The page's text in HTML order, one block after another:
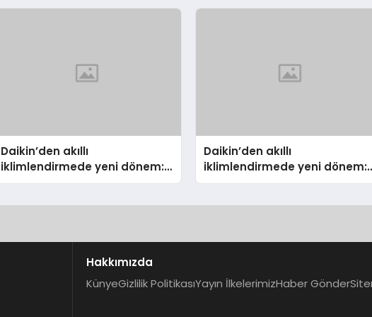
TSSA Düzenleyici Onaylarını
Daikin’den akıllı
iklimlendirmede yeni dönem:
Madoka Plus Türkiye’de
Daikin’den akıllı
iklimlendirmede yeni dönem:
Madoka Plus Türkiye’de
Hakkımızda
KünyeGizlilik PolitikasıYayın İlkelerimizHaber Gönder